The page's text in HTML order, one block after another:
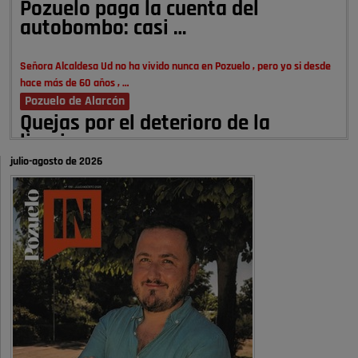
Pozuelo paga la cuenta del
autobombo: casi …
Señora Alcaldesa Ud no ha vivido nunca en Pozuelo , pero yo si desde
hace más de 60 años , …
Pozuelo de Alarcón
Quejas por el deterioro de la
limpieza …
A ver si es posible que haya vivienda para familias con hijos y no
solamente jóvenes que no es tan …
Pozuelo de Alarcón
Pozuelo desbloquea
definitivamente Huerta Grande: las
obras …
Donde pueden inscribirse las personas empadronados en Pozuelo para
la vivienda asequible .
Pozuelo de Alarcón
julio-agosto de 2026